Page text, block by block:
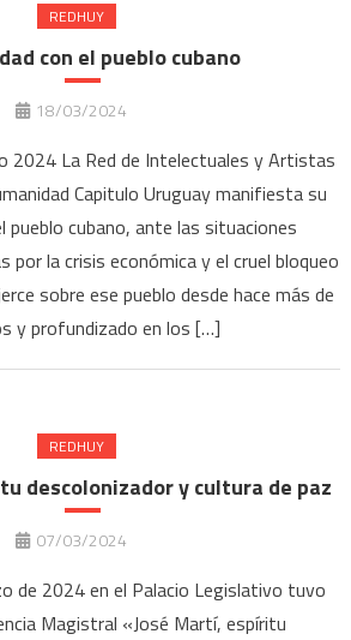
REDHUY
con el pueblo cubano
18/03/2024
2024 La Red de Intelectuales y Artistas
Capitulo Uruguay manifiesta su
pueblo cubano, ante las situaciones
por la crisis económica y el cruel bloqueo
sobre ese pueblo desde hace más de
y profundizado en los […]
REDHUY
descolonizador y cultura de paz
07/03/2024
de 2024 en el Palacio Legislativo tuvo
Magistral «José Martí, espíritu